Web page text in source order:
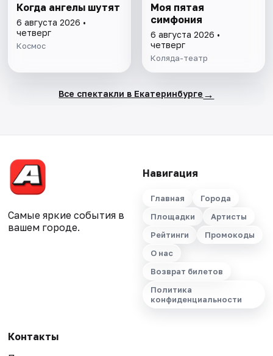
Когда ангелы шутят
6 августа 2026 •
четверг
Космос
Моя пятая
симфония
6 августа 2026 •
четверг
Коляда-театр
Все спектакли в Екатеринбурге →
Самые яркие события в
вашем городе.
Навигация
Главная
Города
Площадки
Артисты
Рейтинги
Промокоды
О нас
Возврат билетов
Политика
конфиденциальности
Контакты